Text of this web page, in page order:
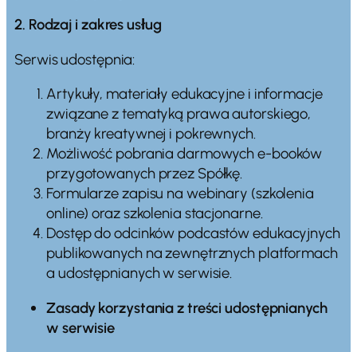
2. Rodzaj i zakres usług
Serwis udostępnia:
Artykuły, materiały edukacyjne i informacje
związane z tematyką prawa autorskiego,
branży kreatywnej i pokrewnych.
Możliwość pobrania darmowych e-booków
przygotowanych przez Spółkę.
Formularze zapisu na webinary (szkolenia
online) oraz szkolenia stacjonarne.
Dostęp do odcinków podcastów edukacyjnych
publikowanych na zewnętrznych platformach
a udostępnianych w serwisie.
Zasady korzystania z treści udostępnianych
w serwisie